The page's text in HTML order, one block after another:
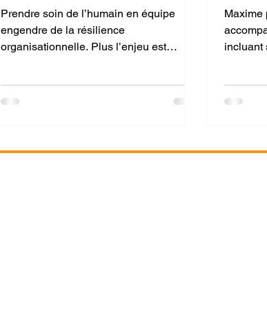
Prendre soin de l’humain en équipe
engendre de la résilience
organisationnelle. Plus l’enjeu est
Maxime
incluant
qui est